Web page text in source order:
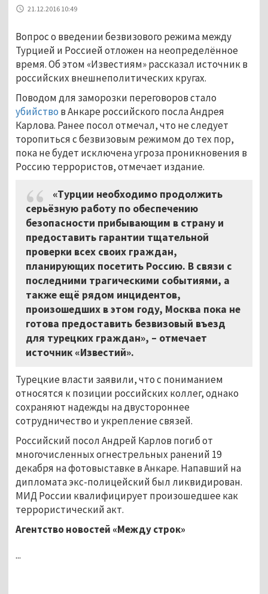
21.12.2016 10:49
Вопрос о введении безвизового режима между
Турцией и Россией отложен на неопределённое
время. Об этом «Известиям» рассказал источник в
российских внешнеполитических кругах.
Поводом для заморозки переговоров стало
убийство в Анкаре российского посла Андрея
Карлова. Ранее посол отмечал, что не следует
торопиться с безвизовым режимом до тех пор,
пока не будет исключена угроза проникновения в
Россию террористов, отмечает издание.
«Турции необходимо продолжить
серьёзную работу по обеспечению
безопасности прибывающим в страну и
предоставить гарантии тщательной
проверки всех своих граждан,
планирующих посетить Россию. В связи с
последними трагическими событиями, а
также ещё рядом инцидентов,
произошедших в этом году, Москва пока не
готова предоставить безвизовый въезд
для турецких граждан», – отмечает
источник «Известий».
Турецкие власти заявили, что с пониманием
относятся к позиции российских коллег, однако
сохраняют надежды на двустороннее
сотрудничество и укрепление связей.
Российский посол Андрей Карлов погиб от
многочисленных огнестрельных ранений 19
декабря на фотовыставке в Анкаре. Напавший на
дипломата экс-полицейский был ликвидирован.
МИД России квалифицирует произошедшее как
террористический акт.
Агентство новостей «Между строк»
...